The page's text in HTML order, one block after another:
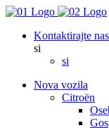
Kontaktirajte nas
si
si
Nova vozila
Citroën